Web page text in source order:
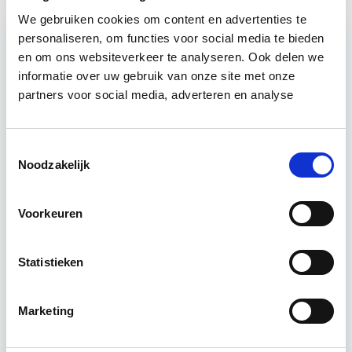
We gebruiken cookies om content en advertenties te
personaliseren, om functies voor social media te bieden
en om ons websiteverkeer te analyseren. Ook delen we
informatie over uw gebruik van onze site met onze
partners voor social media, adverteren en analyse
Noodzakelijk
Voorkeuren
Statistieken
Marketing
Relevant bij dit artikel
Circulair Bouwen
2050 wil de Nederlandse overheid dat de
Utrecht of online